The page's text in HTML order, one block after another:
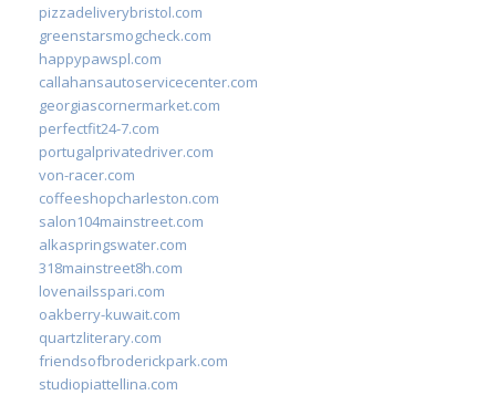
pizzadeliverybristol.com
greenstarsmogcheck.com
happypawspl.com
callahansautoservicecenter.com
georgiascornermarket.com
perfectfit24-7.com
portugalprivatedriver.com
von-racer.com
coffeeshopcharleston.com
salon104mainstreet.com
alkaspringswater.com
318mainstreet8h.com
lovenailsspari.com
oakberry-kuwait.com
quartzliterary.com
friendsofbroderickpark.com
studiopiattellina.com